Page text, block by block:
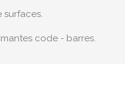
code - barres.